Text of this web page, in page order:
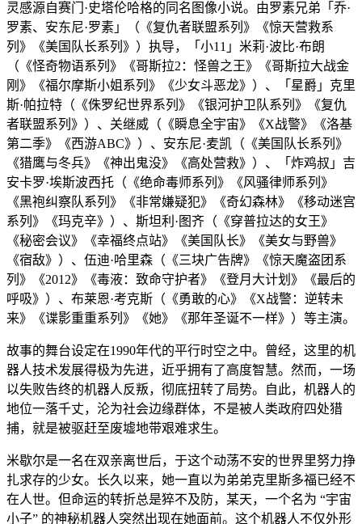
灵感源自赛门·史塔伦哈格的同名图像小说。由罗素兄弟「乔·
罗素、安东尼·罗素」（《复仇者联盟系列》《惊天营救系
列》《美国队长系列》）执导，「小11」米莉·波比·布朗
（《怪奇物语系列》《哥斯拉2：怪兽之王》《哥斯拉大战金
刚》《福尔摩斯小姐系列》《少女斗恶龙》）、「星爵」克里
斯·帕拉特（《侏罗纪世界系列》《银河护卫队系列》《复仇
者联盟系列》）、关继威（《瞬息全宇宙》《X战警》《洛基
第二季》《西游ABC》）、安东尼·麦凯（《美国队长系列》
《猎鹰与冬兵》《神出鬼没》《高处营救》）、「炸鸡叔」吉
安卡罗·埃斯波西托（《绝命毒师系列》《风骚律师系列》
《黑袍纠察队系列》《非常嫌疑犯》《奇幻森林》《移动迷宫
系列》《玛克辛》）、斯坦利·图齐（《穿普拉达的女王》
《秘密会议》《幸福终点站》《美国队长》《美女与野兽》
《宿敌》）、伍迪·哈里森（《三块广告牌》《惊天魔盗团系
列》《2012》《毒液：致命守护者》《登月大计划》《最后的
呼吸》）、布莱恩·考克斯（《勇敢的心》《X战警：逆转未
来》《谍影重重系列》《她》《那年圣诞不一样》）等主演。
故事的舞台设定在1990年代的平行时空之中。曾经，这里的机
器人技术发展得极为先进，近乎拥有了高度智慧。然而，一场
以失败告终的机器人反叛，彻底扭转了局势。自此，机器人的
地位一落千丈，沦为社会边缘群体，不是被人类政府四处猎
捕，就是被驱赶至废墟地带艰难求生。
米歇尔是一名在双亲离世后，于这个动荡不安的世界里努力挣
扎求存的少女。长久以来，她一直以为弟弟克里斯多福已经不
在人世。但命运的转折总是猝不及防，某天，一个名为 “宇宙
小子” 的神秘机器人突然出现在她面前。这个机器人不仅外形